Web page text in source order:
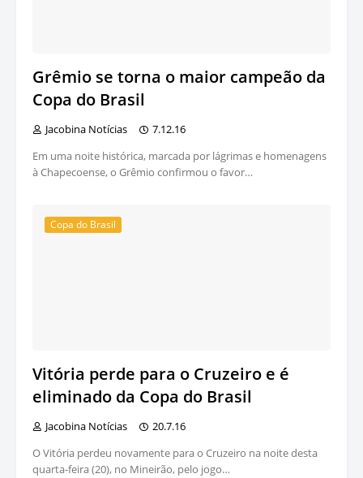
Grêmio se torna o maior campeão da
Copa do Brasil
Jacobina Notícias
7.12.16
Em uma noite histórica, marcada por lágrimas e homenagens
à Chapecoense, o Grêmio confirmou o favor…
Copa do Brasil
Vitória perde para o Cruzeiro e é
eliminado da Copa do Brasil
Jacobina Notícias
20.7.16
O Vitória perdeu novamente para o Cruzeiro na noite desta
quarta-feira (20), no Mineirão, pelo jogo…